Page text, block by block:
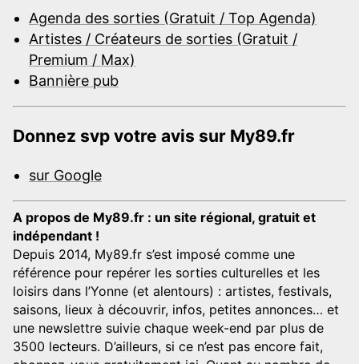
Agenda des sorties (Gratuit / Top Agenda)
Artistes / Créateurs de sorties (Gratuit /
Premium / Max)
Bannière pub
Donnez svp votre avis sur My89.fr
sur Google
A propos de My89.fr : un site régional, gratuit et
indépendant !
Depuis 2014, My89.fr s’est imposé comme une
référence pour repérer les sorties culturelles et les
loisirs dans l’Yonne (et alentours) : artistes, festivals,
saisons, lieux à découvrir, infos, petites annonces… et
une newslettre suivie chaque week-end par plus de
3500 lecteurs. D’ailleurs, si ce n’est pas encore fait,